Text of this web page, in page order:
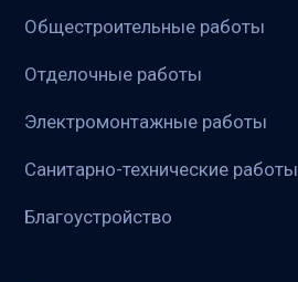
Общестроительные работы
Отделочные работы
Электромонтажные работы
Санитарно-технические работы
Благоустройство